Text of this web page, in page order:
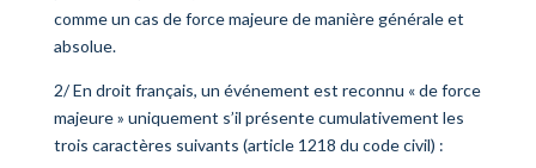
comme un cas de force majeure de manière générale et
absolue.
2/ En droit français, un événement est reconnu « de force
majeure » uniquement s’il présente cumulativement les
trois caractères suivants (article 1218 du code civil) :